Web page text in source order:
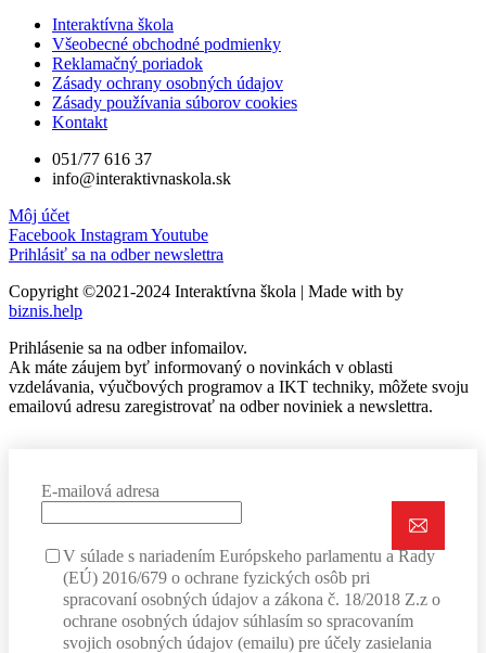
Interaktívna škola
Všeobecné obchodné podmienky
Reklamačný poriadok
Zásady ochrany osobných údajov
Zásady používania súborov cookies
Kontakt
051/77 616 37
info@interaktivnaskola.sk
Môj účet
Facebook InstagramYoutube
Prihlásiť sa na odber newslettra
Copyright ©2021-2024 Interaktívna škola | Made with by
biznis.help
Prihlásenie sa na odber infomailov.
Ak máte záujem byť informovaný o novinkách v oblasti
vzdelávania, výučbových programov a IKT techniky, môžete svoju
emailovú adresu zaregistrovať na odber noviniek a newslettra.
E-mailová adresa
V súlade s nariadením Európskeho parlamentu a Rady
(EÚ) 2016/679 o ochrane fyzických osôb pri
spracovaní osobných údajov a zákona č. 18/2018 Z.z o
ochrane osobných údajov súhlasím so spracovaním
svojich osobných údajov (emailu) pre účely zasielania